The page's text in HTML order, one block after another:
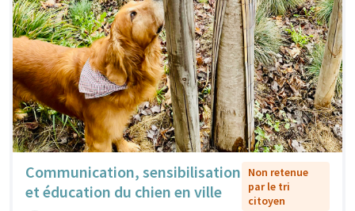
Communication, sensibilisation
et éducation du chien en ville
Non retenue
par le tri
citoyen